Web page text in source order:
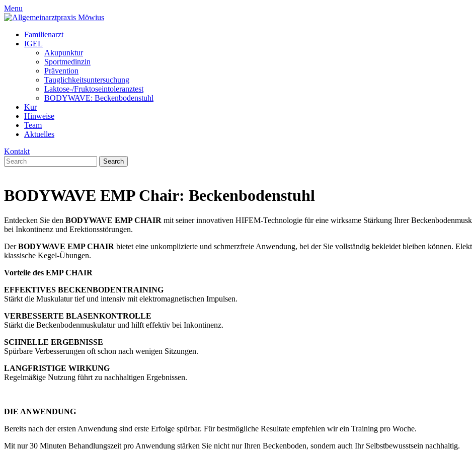
Menu
Familienarzt
IGEL
Akupunktur
Sportmedinzin
Prävention
Tauglichkeitsuntersuchung
Laktose-/Fruktoseintoleranztest
BODYWAVE: Beckenbodenstuhl
Kur
Hinweise
Team
Aktuelles
Kontakt
BODYWAVE EMP Chair: Beckenbodenstuhl
Entdecken Sie den BODYWAVE EMP CHAIR mit seiner innovativen HIFEM-Technologie für eine wirksame Stärkung Ihrer
bei Inkontinenz und Erektionsstörungen.
DerBODYWAVE EMP CHAIR bietet eine unkomplizierte und schmerzfreie Anwendung, bei der Sie vollständig bekleidet bleiben können.
klassische Kegel-Übungen.
Vorteile des EMP CHAIR
EFFEKTIVES BECKENBODENTRAINING
Stärkt die Muskulatur tief und intensiv mit elektromagnetischen Impulsen.
VERBESSERTE BLASENKONTROLLE
Stärkt die Beckenbodenmuskulatur und hilft effektiv bei Inkontinenz.
SCHNELLE ERGEBNISSE
Spürbare Verbesserungen oft schon nach wenigen Sitzungen.
LANGFRISTIGE WIRKUNG
Regelmäßige Nutzung führt zu nachhaltigen Ergebnissen.
DIE ANWENDUNG
Bereits nach der ersten Anwendung sind erste Erfolge spürbar. Für bestmögliche Resultate empfehlen wir ein Training pro Woche.
Mit nur 30 Minuten Behandlungszeit pro Anwendung stärken Sie nicht nur Ihren Beckenboden, sondern auch Ihr Selbstbewusstsein nachhaltig.